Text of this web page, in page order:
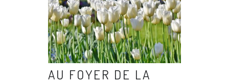
AU FOYER DE LA